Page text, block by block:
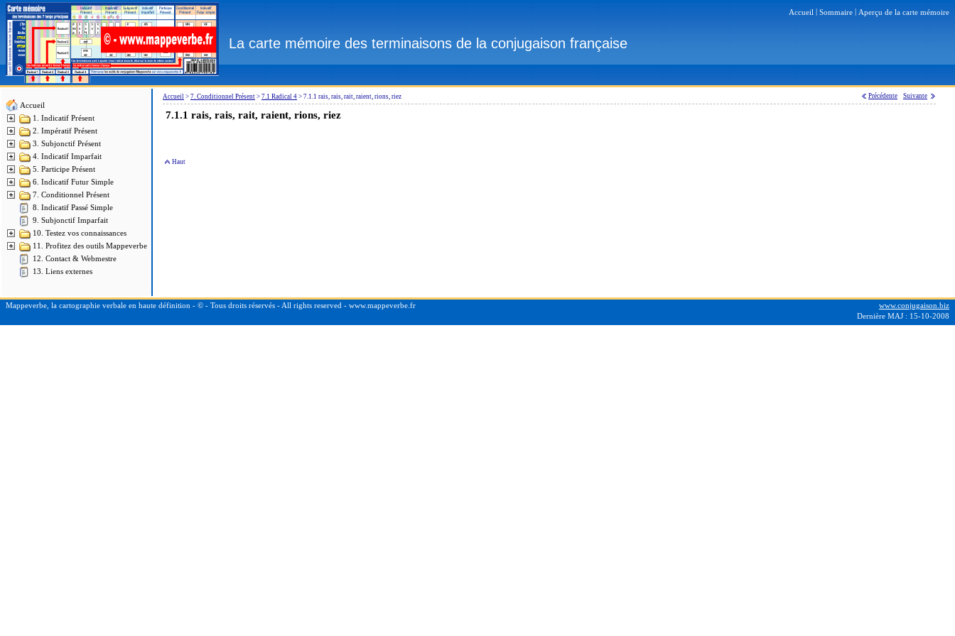
Accueil Sommaire Aperçu de la carte mémoire
La carte mémoire des terminaisons de la conjugaison française
Accueil
1. Indicatif Présent
2. Impératif Présent
3. Subjonctif Présent
4. Indicatif Imparfait
5. Participe Présent
6. Indicatif Futur Simple
7. Conditionnel Présent
8. Indicatif Passé Simple
9. Subjonctif Imparfait
10. Testez vos connaissances
11. Profitez des outils Mappeverbe
12. Contact & Webmestre
13. Liens externes
Accueil > 7. Conditionnel Présent > 7.1 Radical 4 > 7.1.1 rais, rais, rait, raient, rions, riez Précédente Suivante
7.1.1 rais, rais, rait, raient, rions, riez
Haut
Mappeverbe, la cartographie verbale en haute définition - © - Tous droits réservés - All rights reserved - www.mappeverbe.fr
www.conjugaison.biz
Dernière MAJ : 15-10-2008